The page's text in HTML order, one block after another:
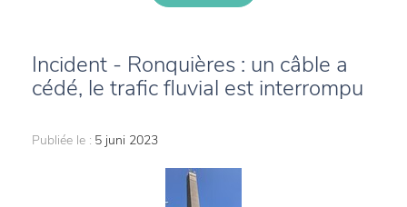
Incident - Ronquières : un câble a
cédé, le trafic fluvial est interrompu
Publiée le : 5 juni 2023